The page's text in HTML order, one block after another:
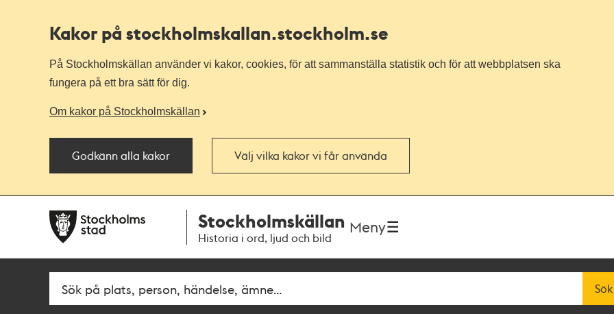
Kakor på stockholmskallan.stockholm.se
På Stockholmskällan använder vi kakor, cookies, för att sammanställa statistik och för att webbplatsen ska
fungera på ett bra sätt för dig.
Om kakor på Stockholmskällan
Godkänn alla kakor Välj vilka kakor vi får använda
navigationen
huvudinnehållet
Stockholmskällan
Historia i ord, ljud och bild
Meny
Fritextsök Sök